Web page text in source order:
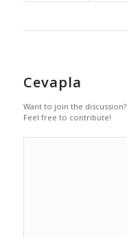
Cevapla
Want to join the discussion?
Feel free to contribute!